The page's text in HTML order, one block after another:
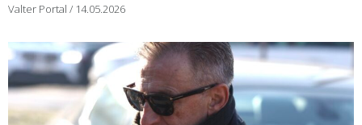
Valter Portal 14.05.2026